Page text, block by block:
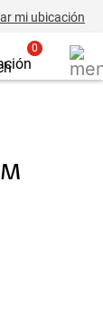
mi ubicación
0